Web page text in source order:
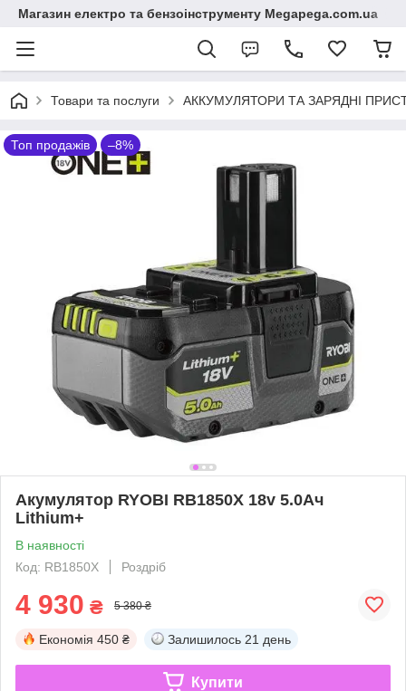
Магазин електро та бензоінструменту Megapega.com.ua
Товари та послуги АККУМУЛЯТОРИ ТА ЗАРЯДНІ
Топ продажів –8%
Акумулятор RYOBI RB1850X 18v 5.0Ач
Lithium+
В наявності
Код: RB1850X
Роздріб
4 930 ₴ 5 380 ₴
Економія 450 ₴ Залишилось 21 день
Купити